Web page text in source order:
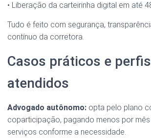
• Liberação da carteirinha digital em até
Tudo é feito com segurança,
contínuo da corretora.
Casos práticos e perfis
atendidos
Advogado autônomo: opta pelo plano
coparticipação, pagando menos por
serviços conforme a necessidade.